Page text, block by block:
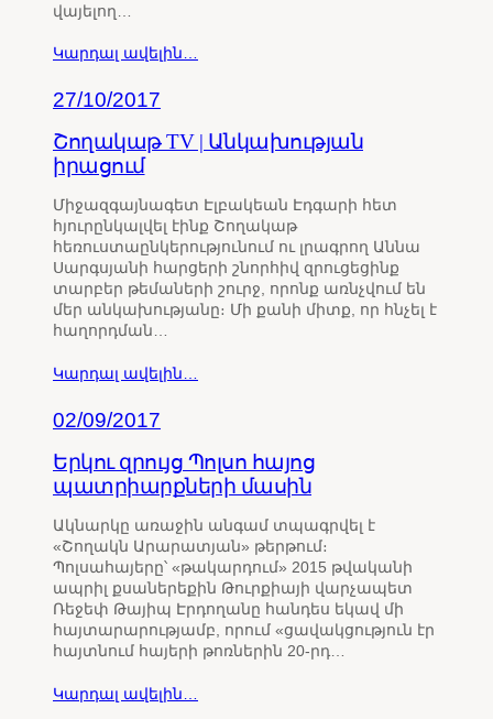
վայելող…
Կարդալ ավելին…
27/10/2017
Շողակաթ TV | Անկախության
իրացում
Միջազգայնագետ Էլբակեան Էդգարի հետ
հյուրընկալվել էինք Շողակաթ
հեռուստաընկերությունում ու լրագրող Աննա
Սարգսյանի հարցերի շնորհիվ զրուցեցինք
տարբեր թեմաների շուրջ, որոնք առնչվում են
մեր անկախությանը։ Մի քանի միտք, որ հնչել է
հաղորդման…
Կարդալ ավելին…
02/09/2017
Երկու զրույց Պոլսո հայոց
պատրիարքների մասին
Ակնարկը առաջին անգամ տպագրվել է
«Շողակն Արարատյան» թերթում։
Պոլսահայերը՝ «թակարդում» 2015 թվականի
ապրիլ քսաներեքին Թուրքիայի վարչապետ
Ռեջեփ Թայիպ Էրդողանը հանդես եկավ մի
հայտարարությամբ, որում «ցավակցություն էր
հայտնում հայերի թոռներին 20-րդ…
Կարդալ ավելին…